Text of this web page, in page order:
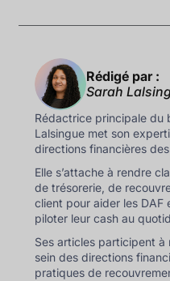
Rédigé par :
Sarah
Rédactrice principale du
Lalsingue met son
directions financières
Elle s’attache à rendre
de trésorerie, de
client pour aider les DAF
piloter leur cash au
Ses articles participent
sein des directions
pratiques de